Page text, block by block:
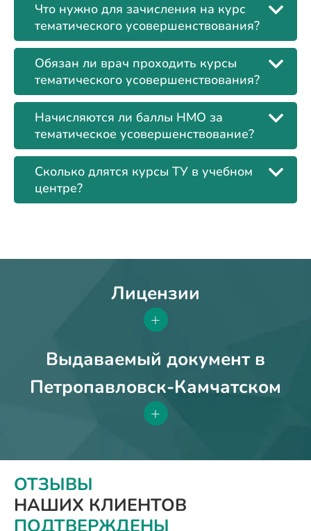
Что нужно для зачисления на курс
тематического усовершенствования?
Обязан ли врач проходить курсы
тематического усовершенствования?
Начисляются ли баллы НМО за
тематическое усовершенствование?
Сколько длятся курсы ТУ в учебном
центре?
Лицензии
+
Выдаваемый документ в
Петропавловск-Камчатском
+
ОТЗЫВЫ
НАШИХ КЛИЕНТОВ
ПОДТВЕРЖДЕНЫ